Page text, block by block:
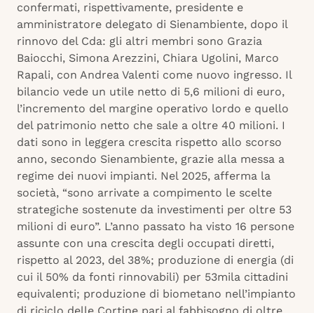
confermati, rispettivamente, presidente e
amministratore delegato di Sienambiente, dopo il
rinnovo del Cda: gli altri membri sono Grazia
Baiocchi, Simona Arezzini, Chiara Ugolini, Marco
Rapali, con Andrea Valenti come nuovo ingresso. Il
bilancio vede un utile netto di 5,6 milioni di euro,
l’incremento del margine operativo lordo e quello
del patrimonio netto che sale a oltre 40 milioni. I
dati sono in leggera crescita rispetto allo scorso
anno, secondo Sienambiente, grazie alla messa a
regime dei nuovi impianti. Nel 2025, afferma la
società, “sono arrivate a compimento le scelte
strategiche sostenute da investimenti per oltre 53
milioni di euro”. L’anno passato ha visto 16 persone
assunte con una crescita degli occupati diretti,
rispetto al 2023, del 38%; produzione di energia (di
cui il 50% da fonti rinnovabili) per 53mila cittadini
equivalenti; produzione di biometano nell’impianto